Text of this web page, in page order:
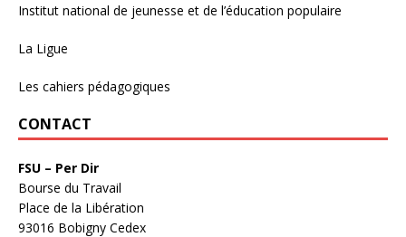
Institut national de jeunesse et de l’éducation populaire
La Ligue
Les cahiers pédagogiques
CONTACT
FSU – Per Dir
Bourse du Travail
Place de la Libération
93016 Bobigny Cedex